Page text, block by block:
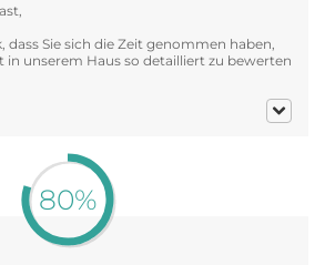
dass Sie sich die Zeit genommen haben,
in unserem Haus so detailliert zu bewerten
80%